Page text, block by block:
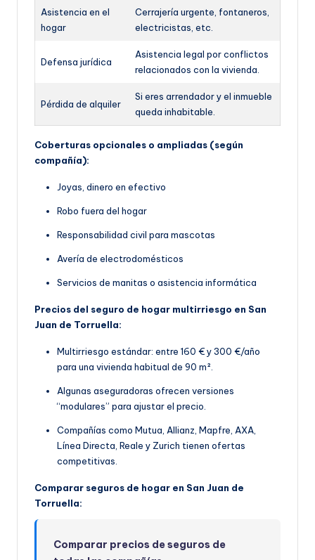
Asistencia en el
hogar
Cerrajería urgente, fontaneros,
electricistas, etc.
Defensa jurídica
Asistencia legal por conflictos
relacionados con la vivienda.
Pérdida de alquiler
Si eres arrendador y el inmueble
queda inhabitable.
Coberturas opcionales o ampliadas (según
compañía):
Joyas, dinero en efectivo
Robo fuera del hogar
Responsabilidad civil para mascotas
Avería de electrodomésticos
Servicios de manitas o asistencia informática
Precios del seguro de hogar multirriesgo en San
Juan de Torruella:
Multirriesgo estándar: entre 160 € y 300 €/año
para una vivienda habitual de 90 m².
Algunas aseguradoras ofrecen versiones
“modulares” para ajustar el precio.
Compañías como Mutua, Allianz, Mapfre, AXA,
Línea Directa, Reale y Zurich tienen ofertas
competitivas.
Comparar seguros de hogar en San Juan de
Torruella:
Comparar precios de seguros de